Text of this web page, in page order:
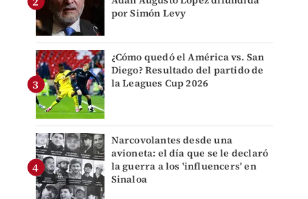
por Simón Levy
¿Cómo quedó el América vs. San
Diego? Resultado del partido de
la Leagues Cup 2026
Narcovolantes desde una
avioneta: el día que se le declaró
la guerra a los 'influencers' en
Sinaloa